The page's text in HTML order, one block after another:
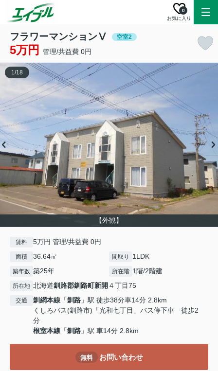
お気に入り
0
フラワーマンションⅤ 空室2
5万円 管理/共益費 0円
【外観】
1/18
賃料 5万円 管理/共益費 0円
面積 36.64㎡ 間取り 1LDK
築年数 築25年 所在階 1階/2階建
所在地 北海道釧路郡釧路町新開 ４丁目75
交通 釧網本線 「釧路 」駅 徒歩38分車14分 2.8km
くしろバス(釧路市)「光和七丁目」バス停下車 徒歩2
分
根室本線 「釧路 」駅 車14分 2.8km
無料 お問い合わせ